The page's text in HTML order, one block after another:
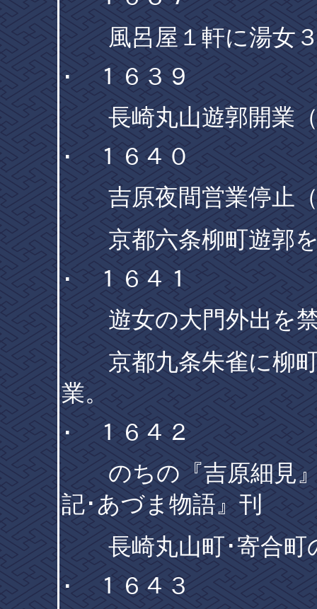
風呂屋１軒に湯女３
･ １６３９
長崎丸山遊郭開業（
･ １６４０
吉原夜間営業停止（
京都六条柳町遊郭を
･ １６４１
遊女の大門外出を
京都九条朱雀に柳町
業。
･ １６４２
のちの『吉原細見』
記･あづま物語』刊
長崎丸山町･寄合町
･ １６４３